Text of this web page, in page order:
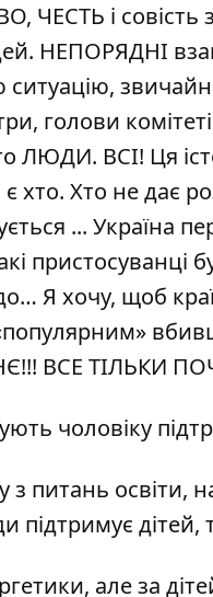
ЧЕСТЬ і
НЕПОРЯДНІ
голови
ЛЮДИ. ВСІ! Ця
є хто. Хто не дає
... Україна
пристосуванці
Я хочу, щоб
ВСЕ ТІЛЬКИ
чоловіку
з питань освіти,
підтримує дітей,
але за